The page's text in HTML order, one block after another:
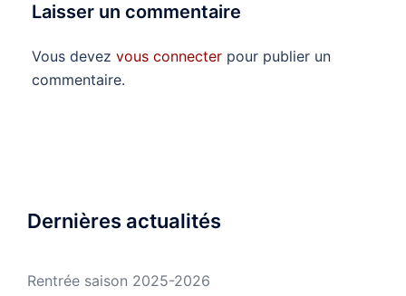
Laisser un commentaire
Vous devez vous connecter pour publier un
commentaire.
Dernières actualités
Rentrée saison 2025-2026